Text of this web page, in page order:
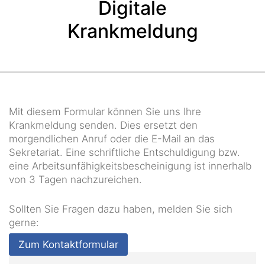
Digitale
Krankmeldung
Mit diesem Formular können Sie uns Ihre
Krankmeldung senden. Dies ersetzt den
morgendlichen Anruf oder die E-Mail an das
Sekretariat. Eine schriftliche Entschuldigung bzw.
eine Arbeitsunfähigkeitsbescheinigung ist innerhalb
von 3 Tagen nachzureichen.
Sollten Sie Fragen dazu haben, melden Sie sich
gerne:
Zum Kontaktformular